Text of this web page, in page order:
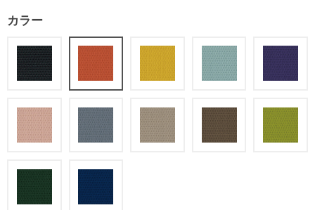
カラー